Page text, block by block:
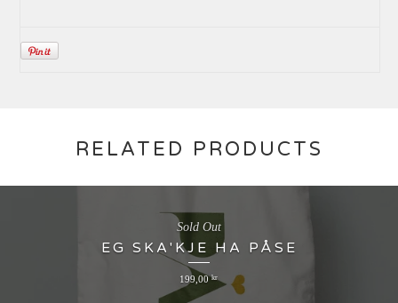
RELATED PRODUCTS
EG SKA'KJE HA PÅSE
199,00kr
Sold Out